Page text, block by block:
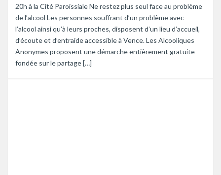
20h à la Cité Paroissiale Ne restez plus seul face au problème
de l’alcool Les personnes souffrant d’un problème avec
l’alcool ainsi qu’à leurs proches, disposent d’un lieu d’accueil,
d’écoute et d’entraide accessible à Vence. Les Alcooliques
Anonymes proposent une démarche entièrement gratuite
fondée sur le partage […]